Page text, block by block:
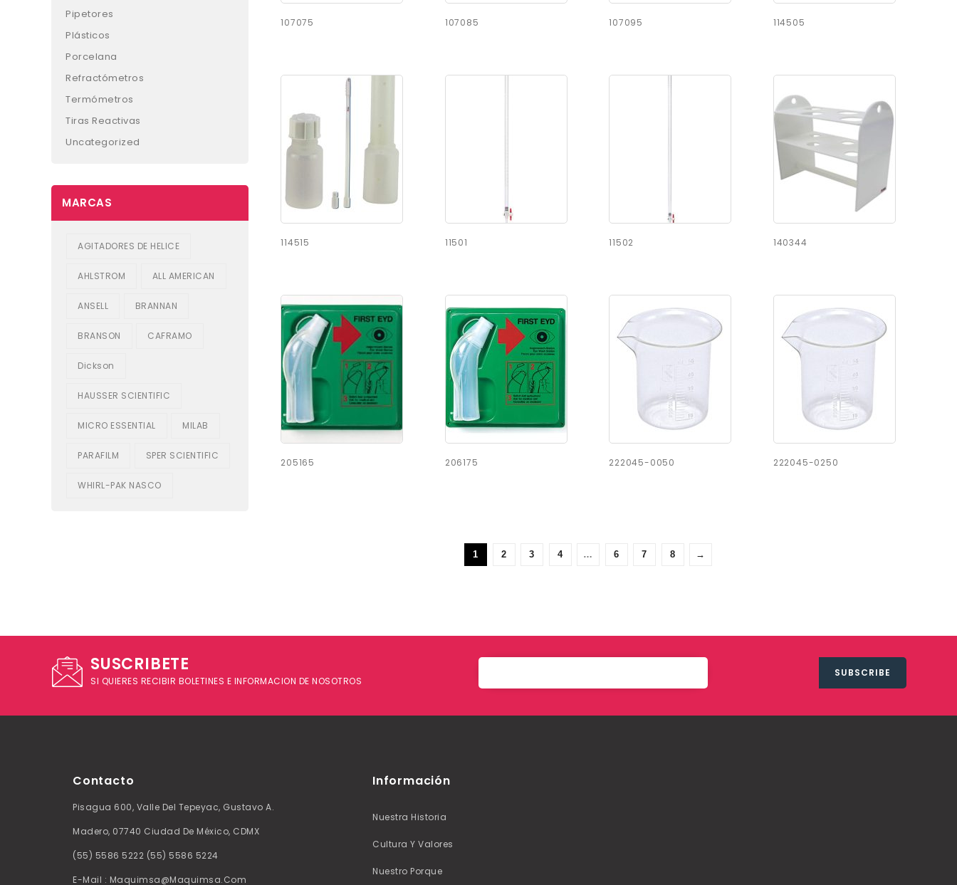
107075 107085 107095 114505
114515 11501 11502 140344
205165 206175 222045-0050 222045-0250
1 2 3 4 … 6 7 8 →
Pipetores
Plásticos
Porcelana
Refractómetros
Termómetros
Tiras Reactivas
Uncategorized
MARCAS
AGITADORES DE HELICE
AHLSTROM ALL AMERICAN
ANSELL BRANNAN
BRANSON CAFRAMO
Dickson
HAUSSER SCIENTIFIC
MICRO ESSENTIAL MILAB
PARAFILM SPER SCIENTIFIC
WHIRL-PAK NASCO
SUSCRIBETE
SI QUIERES RECIBIR BOLETINES E INFORMACION DE NOSOTROS
Contacto
Pisagua 600, Valle Del Tepeyac, Gustavo A.
Madero, 07740 Ciudad De México, CDMX
(55) 5586 5222 (55) 5586 5224
E-Mail : Maquimsa@maquimsa.com
Información
Nuestra Historia
Cultura Y Valores
Nuestro Porque